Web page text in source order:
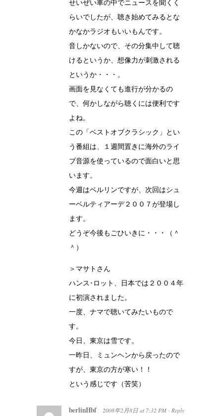
せいぜい車の中でニュースを聞くく
らいでしたが、聴き始めてみるとな
かなかラジオもいいもんです。
音しかないので、その分集中して聴
けるというか、想像力が刺激される
というか・・・。
画面を見なくても進行が分かるの
で、何かしながら聴くには便利です
よね。
この「ベストオブクラシック」とい
う番組は、１週間置きに海外のライ
ブ音源を使っているので面白いと思
います。
今週はベルリンですが、次回はシュ
ーベルティアーデ２００７が登場し
ます。
どうぞ今後もごひいきに・・・（＾
＾）
＞マサトさん
ハンス･ロット、日本では２００４年
に初演されました。
一度、ナマで聴いてみたいもので
す。
今日、東京は雪です。
一昨日、ミュンヘンから戻ったので
すが、東京の方が寒い！！
という感じです（苦笑）
berlinHbf 2008年2月8日 at 7:32 PM · Reply